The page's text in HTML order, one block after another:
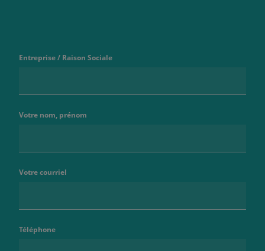
Entreprise / Raison Sociale
Votre nom, prénom
Votre courriel
Téléphone